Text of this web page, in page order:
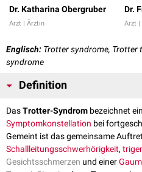
Dr. Katharina Obergruber
Arzt | Ärztin
Dr.
Arzt |
Englisch: Trotter syndrome, Trotter
syndrome
Definition
DasTrotter-Syndrom bezeichnet
Symptomkonstellation bei
Gemeint ist das gemeinsame
Schallleitungsschwerhörigkeit,
Gesichtsschmerzen und einer